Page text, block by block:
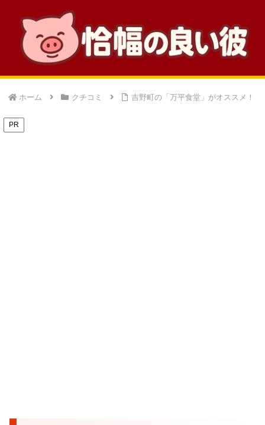
ホーム クチコミ 吉野町の「万平食堂」がオススメ！
PR